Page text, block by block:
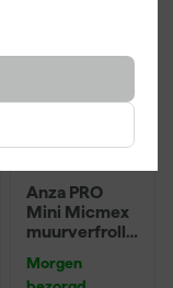
Anza PRO
Mini Micmex
muurverfrolle
Morgen